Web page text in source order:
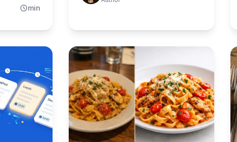
e
trata do
min
um único QR code pode servir
cada hóspede na sua língua —
automaticamente, em tempo
real.